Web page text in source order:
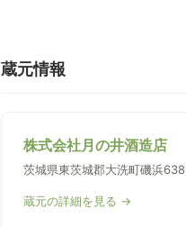
蔵元情報
株式会社月の井酒造店
茨城県東茨城郡大洗町磯浜638
蔵元の詳細を見る →